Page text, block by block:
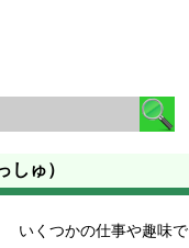
しゅ）
いくつかの仕事や趣味で